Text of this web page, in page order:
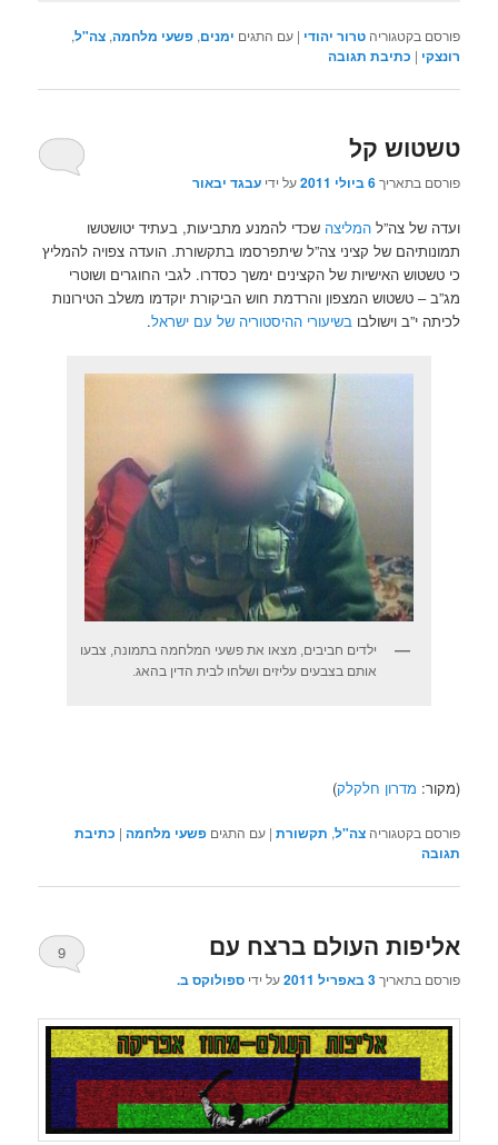
פורסם בקטגוריה טרור יהודי |עם התגים ימנים,פשעי מלחמה,צה"ל,
רונצקי | כתיבת תגובה
טשטוש קל
פורסם בתאריך6 ביולי 2011 על ידיעבגד יבאור
ועדה של צה”להמליצה שכדי להמנע מתביעות, בעתיד יטושטשו
תמונותיהם של קציני צה”ל שיתפרסמו בתקשורת. הועדה צפויה להמליץ
כי טשטוש האישיות של הקצינים ימשך כסדרו. לגבי החוגרים ושוטרי
מג”ב – טשטוש המצפון והרדמת חוש הביקורת יוקדמו משלב הטירונות
לכיתה י”ב וישולבו בשיעורי ההיסטוריה של עם ישראל.
ילדים חביבים, מצאו את פשעי המלחמה בתמונה, צבעו
אותם בצבעים עליזים ושלחו לבית הדין בהאג.
(מקור: מדרון חלקלק)
פורסם בקטגוריה צה"ל, תקשורת |עם התגים פשעי מלחמה | כתיבת
תגובה
אליפות העולם ברצח עם
פורסם בתאריך3 באפריל 2011 על ידיספולוקס ב.
9